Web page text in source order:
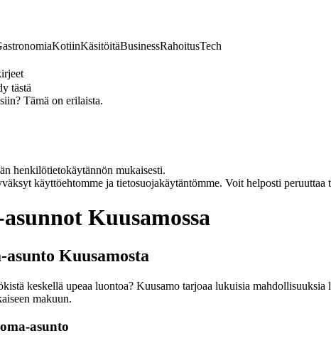
KotiinKäsitöitäBusinessRahoitusTech
tästä
Tämä on erilaista.
henkilötietokäytännön mukaisesti.
käyttöehtomme ja tietosuojakäytäntömme. Voit helposti peruuttaa
Kuusamossa
Kuusamosta
keskellä upeaa luontoa? Kuusamo tarjoaa lukuisia
makuun.
asunto